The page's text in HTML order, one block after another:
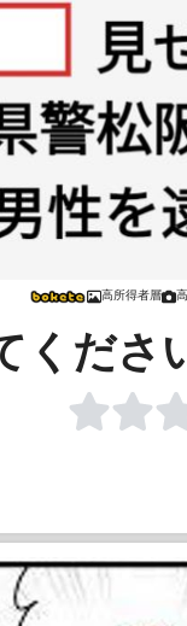
高所得者層
くだ